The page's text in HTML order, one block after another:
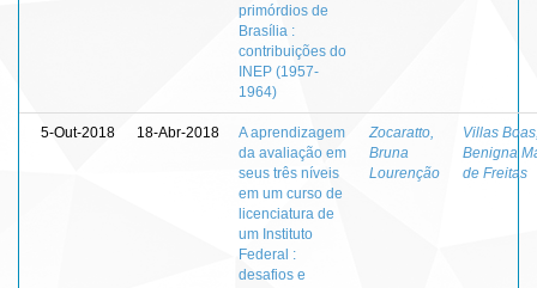
primórdios de
Brasília :
contribuições do
INEP (1957-
1964)
5-Out-2018 18-Abr-2018
A aprendizagem
da avaliação em
seus três níveis
em um curso de
licenciatura de
um Instituto
Federal :
desafios e
Zocaratto,
Bruna
Lourenção
Villas
Benigna
de Freitas